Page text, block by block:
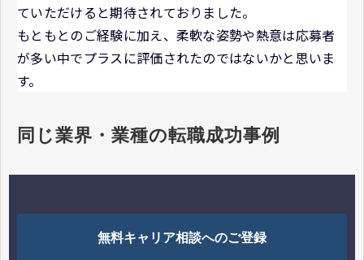
ていただけると期待されておりました。
もともとのご経験に加え、柔軟な姿勢や熱意は応募者
が多い中でプラスに評価されたのではないかと思いま
す。
同じ業界・業種の転職成功事例
無料キャリア相談へのご登録